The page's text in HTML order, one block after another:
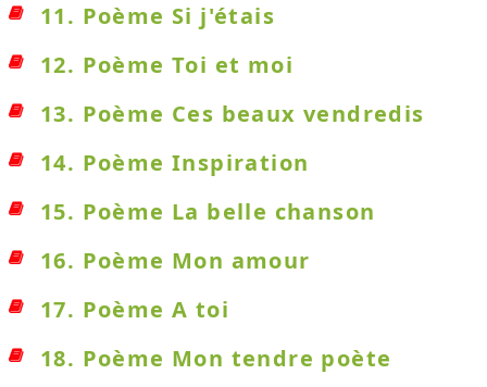
11. Poème Si j'étais
12. Poème Toi et moi
13. Poème Ces beaux vendredis
14. Poème Inspiration
15. Poème La belle chanson
16. Poème Mon amour
17. Poème A toi
18. Poème Mon tendre poète